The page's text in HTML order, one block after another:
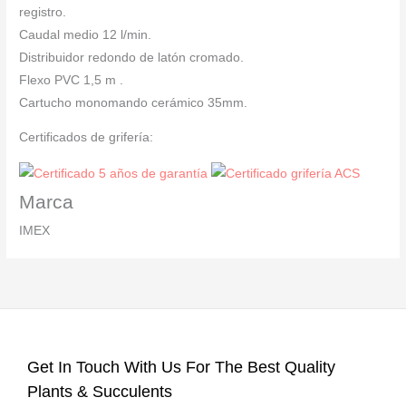
registro.
Caudal medio 12 l/min.
Distribuidor redondo de latón cromado.
Flexo PVC 1,5 m .
Cartucho monomando cerámico 35mm.
Certificados de grifería:
Marca
IMEX
Get In Touch With Us For The Best Quality
Plants & Succulents